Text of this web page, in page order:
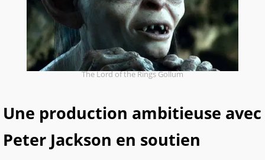
The Lord of the Rings Gollum
Une production ambitieuse avec
Peter Jackson en soutien